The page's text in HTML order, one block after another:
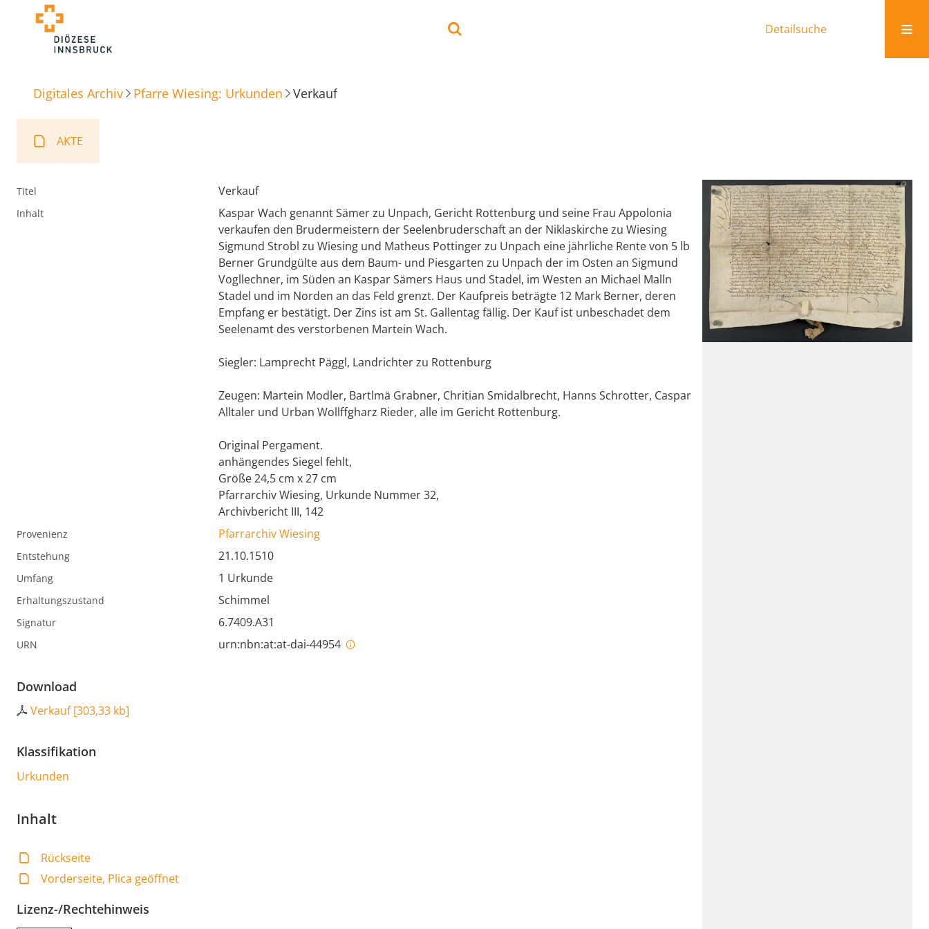
Detailsuche
Digitales Archiv Pfarre Wiesing: Urkunden Verkauf
AKTE
Titel Verkauf
Inhalt
Kaspar Wach genannt Sämer zu Unpach, Gericht Rottenburg und seine Frau Appolonia
verkaufen den Brudermeistern der Seelenbruderschaft an der Niklaskirche zu Wiesing
Sigmund Strobl zu Wiesing und Matheus Pottinger zu Unpach eine jährliche Rente von 5 lb
Berner Grundgülte aus dem Baum- und Piesgarten zu Unpach der im Osten an Sigmund
Vogllechner, im Süden an Kaspar Sämers Haus und Stadel, im Westen an Michael Malln
Stadel und im Norden an das Feld grenzt. Der Kaufpreis beträgte 12 Mark Berner, deren
Empfang er bestätigt. Der Zins ist am St. Gallentag fällig. Der Kauf ist unbeschadet dem
Seelenamt des verstorbenen Martein Wach.
Siegler: Lamprecht Päggl, Landrichter zu Rottenburg
Zeugen: Martein Modler, Bartlmä Grabner, Chritian Smidalbrecht, Hanns Schrotter, Caspar
Alltaler und Urban Wollffgharz Rieder, alle im Gericht Rottenburg.
Original Pergament.
anhängendes Siegel fehlt,
Größe 24,5 cm x 27 cm
Pfarrarchiv Wiesing, Urkunde Nummer 32,
Archivbericht III, 142
Provenienz Pfarrarchiv Wiesing
Entstehung 21.10.1510
Umfang 1 Urkunde
Erhaltungszustand Schimmel
Signatur 6.7409.A31
URN urn:nbn:at:at-dai-44954
Download
Verkauf[303,33 kb]
Klassifikation
Urkunden
Inhalt
Rückseite
Vorderseite, Plica geöffnet
Lizenz-/Rechtehinweis